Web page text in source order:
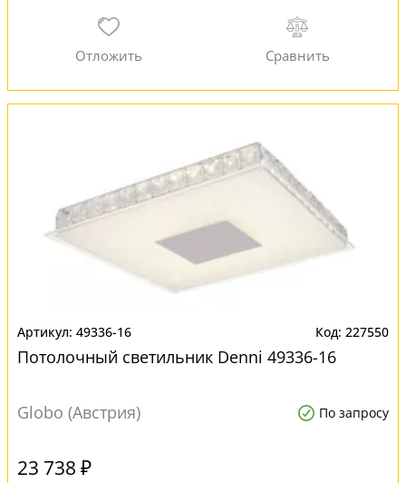
49336-16 227550
Потолочный светильник Denni 49336-16
Globo (Австрия) По запросу
23 738 ₽